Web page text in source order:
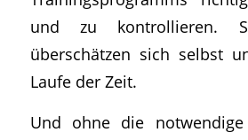
und zu kontrollieren.
überschätzen sich selbst
Laufe der Zeit.
Und ohne die